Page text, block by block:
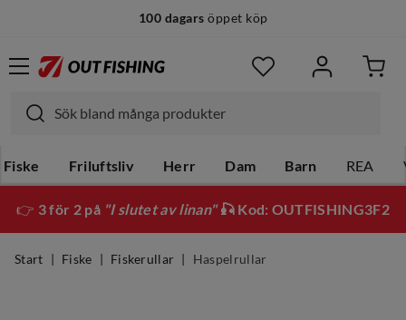
100 dagars öppet köp
Fiske Friluftsliv Herr Dam Barn REA
👉 3 för 2 på "I slutet av linan"🎣 Kod: OUTFISHING3F2
Start Fiske Fiskerullar Haspelrullar